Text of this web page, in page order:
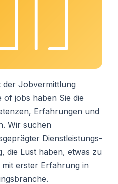
der Jobvermittlung
of jobs haben Sie die
Erfahrungen und
Wir suchen
Dienstleistungs-
die Lust haben, etwas zu
mit erster Erfahrung in